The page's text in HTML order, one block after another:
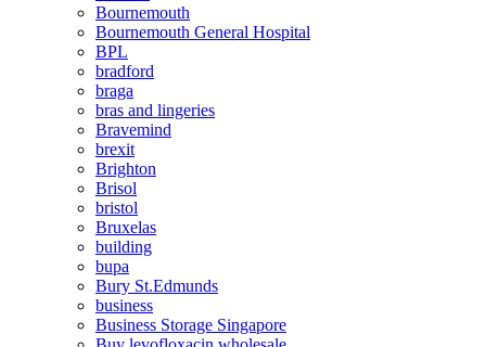
Bournemouth
Bournemouth General Hospital
BPL
bradford
braga
bras and lingeries
Bravemind
brexit
Brighton
Brisol
bristol
Bruxelas
building
bupa
Bury St.Edmunds
business
Business Storage Singapore